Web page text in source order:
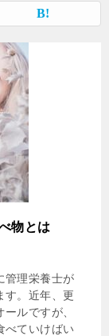
物とは
管理栄養士が
す。近年、更
ルですが、
べていけばい